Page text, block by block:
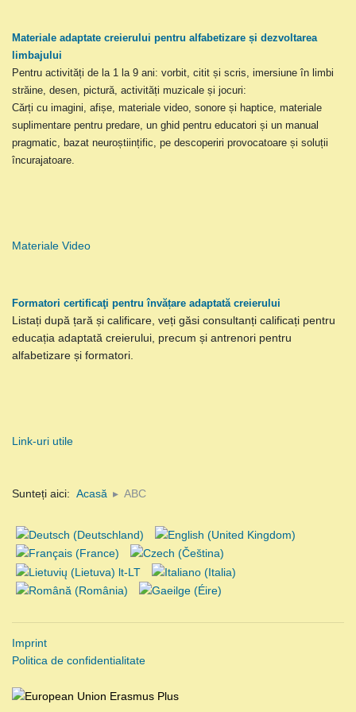
Sunteți aici: Acasă ABC
Materiale adaptate creierului pentru alfabetizare și dezvoltarea
limbajului
Pentru activități de la 1 la 9 ani: vorbit, citit și scris, imersiune în limbi
străine, desen, pictură, activități muzicale și jocuri:
Cărți cu imagini, afișe, materiale video, sonore și haptice, materiale
suplimentare pentru predare, un ghid pentru educatori și un manual
pragmatic, bazat neuroștiințific, pe descoperiri provocatoare și soluții
încurajatoare.
Materiale Video
Formatori certificaţi pentru învățare adaptată creierului
Listați după țară și calificare, veți găsi consultanți calificați pentru
educația adaptată creierului, precum și antrenori pentru
alfabetizare și formatori.
Link-uri utile
Imprint
Politica de confidentialitate